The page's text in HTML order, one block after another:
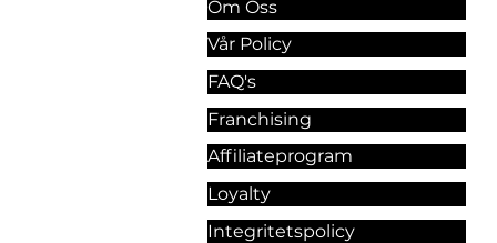
Om Oss
Vår Policy
FAQ's
Franchising
Affiliateprogram
Loyalty
Integritetspolicy